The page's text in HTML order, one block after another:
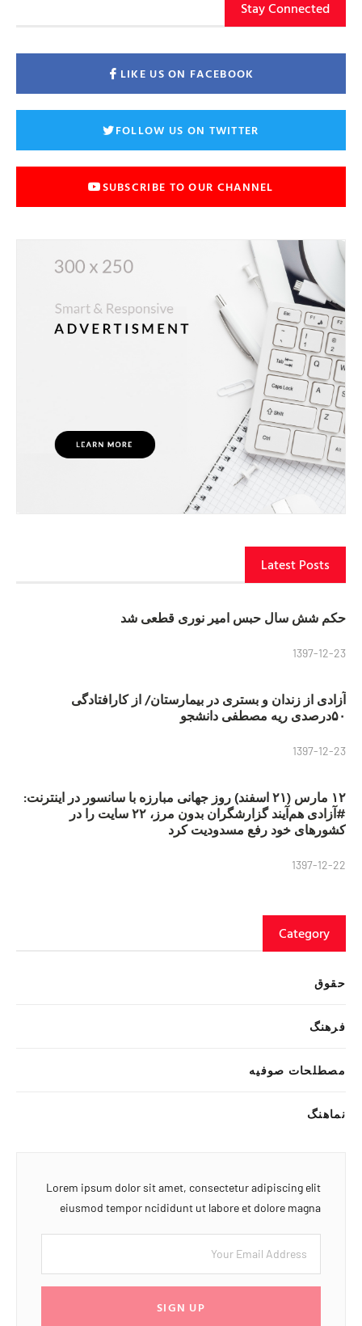
Stay Connected
LIKE US ON FACEBOOK
FOLLOW US ON TWITTER
SUBSCRIBE TO OUR CHANNEL
Latest Posts
حکم شش سال حبس امیر نوری قطعی شد
1397-12-23
آزادی از زندان و بستری در بیمارستان/ از کارافتادگی
۵۰درصدی ریه مصطفی دانشجو
1397-12-23
۱۲ مارس (۲۱ اسفند) روز جهانی مبارزه با سانسور در اینترنت:
#آزادی هم‌آیند گزارشگران‌ بدون مرز، ۲۲ سایت را در
کشورهای خود رفع مسدودیت کرد
1397-12-22
Category
حقوق
فرهنگ
مصطلحات صوفیه
نماهنگ
Lorem ipsum dolor sit amet, consectetur adipiscing elit
eiusmod tempor ncididunt ut labore et dolore magna
SIGN UP